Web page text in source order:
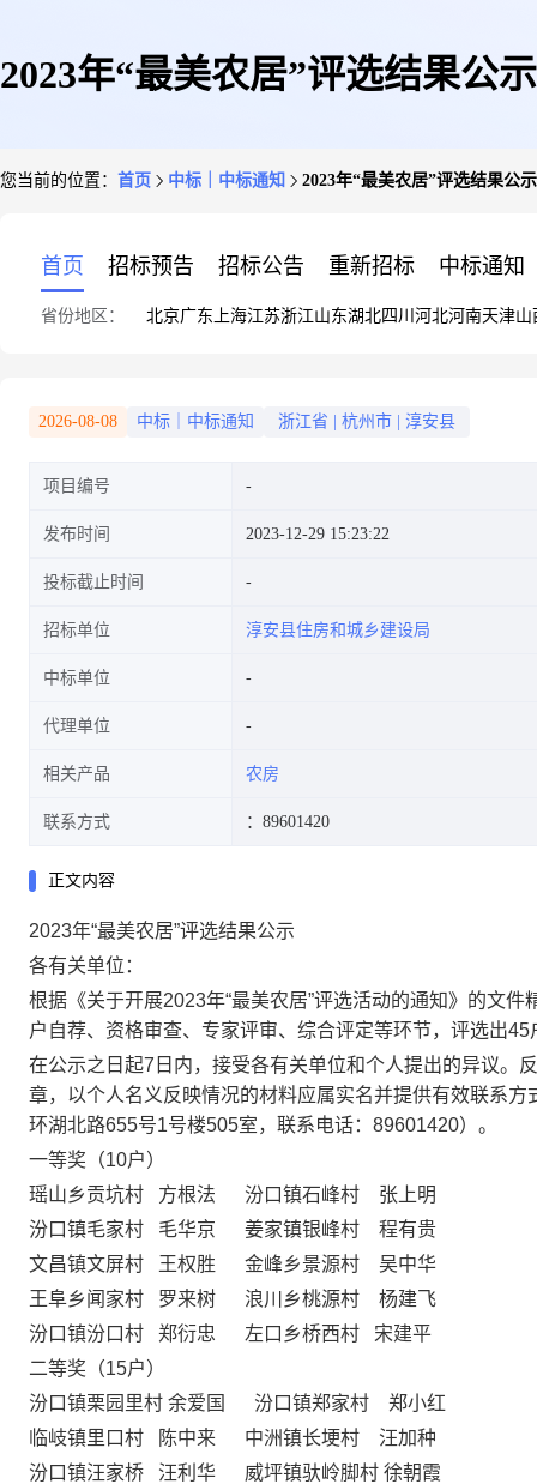
2023年“最美农居”评选结果公示
您当前的位置： 首页 中标｜中标通知 2023年“最美农居”评选结果公示
首页 招标预告 招标公告 重新招标 中标通知
省份地区： 北京广东 上海江苏浙江山东湖北四川 河北河南天津山
2026-08-08 中标｜中标通知 浙江省 杭州市 淳安县
项目编号
发布时间 2023-12-29 15:23:22
投标截止时间
招标单位 淳安县住房和城乡建设局
中标单位
代理单位
相关产品 农房
联系方式 ：89601420
正文内容
2023年“最美农居”评选结果公示
各有关单位：
根据《关于开展2023年“最美农居”评选活动的通知》的文
户自荐、资格审查、专家评审、综合评定等环节，评选出
在公示之日起7日内，接受各有关单位和个人提出的异议。
章，以个人名义反映情况的材料应属实名并提供有效联系
环湖北路655号1号楼505室，联系电话：89601420）。
一等奖（10户）
瑶山乡贡坑村 方根法 汾口镇石峰村 张上明
汾口镇毛家村 毛华京 姜家镇银峰村 程有贵
文昌镇文屏村 王权胜 金峰乡景源村 吴中华
王阜乡闻家村 罗来树 浪川乡桃源村 杨建飞
汾口镇汾口村 郑衍忠 左口乡桥西村 宋建平
二等奖（15户）
汾口镇栗园里村 余爱国 汾口镇郑家村 郑小红
临岐镇里口村 陈中来 中洲镇长埂村 汪加种
汾口镇汪家桥 汪利华 威坪镇驮岭脚村 徐朝霞